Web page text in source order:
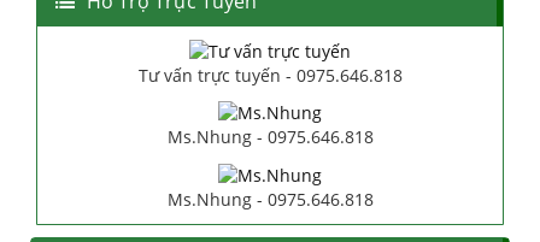
Tư vấn trực tuyến - 0975.646.818
Ms.Nhung - 0975.646.818
Ms.Nhung - 0975.646.818